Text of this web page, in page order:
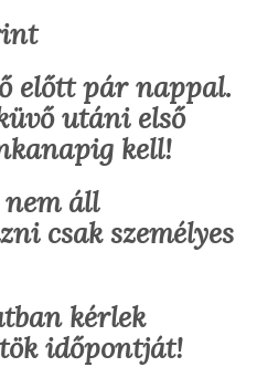
előtt pár nappal.
utáni első
kell!
áll
csak személyes
kérlek
időpontját!